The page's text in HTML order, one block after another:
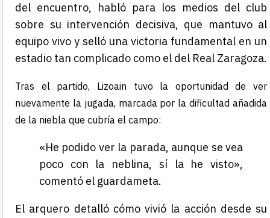
del encuentro, habló para los medios del club
sobre su intervención decisiva, que mantuvo al
equipo vivo y selló una victoria fundamental en un
estadio tan complicado como el del Real Zaragoza.
Tras el partido, Lizoain tuvo la oportunidad de ver
nuevamente la jugada, marcada por la dificultad añadida
de la niebla que cubría el campo:
«He podido ver la parada, aunque se vea
poco con la neblina, sí la he visto»,
comentó el guardameta.
El arquero detalló cómo vivió la acción desde su